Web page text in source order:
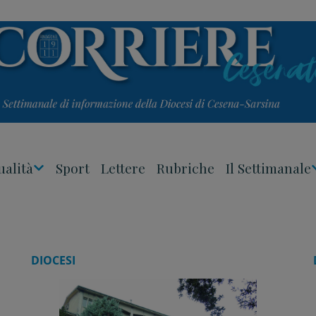
Sport Lettere Rubriche Il Settimanale
DIOCESI